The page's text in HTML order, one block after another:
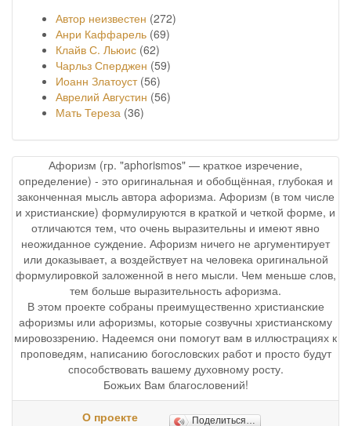
Автор неизвестен (272)
Анри Каффарель (69)
Клайв С. Льюис (62)
Чарльз Сперджен (59)
Иоанн Златоуст(56)
Аврелий Августин (56)
Мать Тереза (36)
Афоризм (гр. "aphorismos" — краткое изречение,
определение) - это оригинальная и обобщённая, глубокая и
законченная мысль автора афоризма. Афоризм (в том числе
и христианские) формулируются в краткой и четкой форме, и
отличаются тем, что очень выразительны и имеют явно
неожиданное суждение. Афоризм ничего не аргументирует
или доказывает, а воздействует на человека оригинальной
формулировкой заложенной в него мысли. Чем меньше слов,
тем больше выразительность афоризма.
В этом проекте собраны преимущественно христианские
афоризмы или афоризмы, которые созвучны христианскому
мировоззрению. Надеемся они помогут вам в иллюстрациях к
проповедям, написанию богословских работ и просто будут
способствовать вашему духовному росту.
Божьих Вам благословений!
О проекте Поделиться…